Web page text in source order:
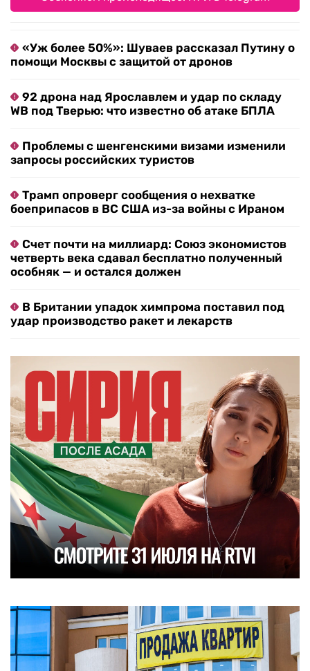
«Уж более 50%»: Шуваев рассказал Путину о
помощи Москвы с защитой от дронов
92 дрона над Ярославлем и удар по складу
WB под Тверью: что известно об атаке БПЛА
Проблемы с шенгенскими визами изменили
запросы российских туристов
Трамп опроверг сообщения о нехватке
боеприпасов в ВС США из-за войны с Ираном
Счет почти на миллиард: Союз экономистов
четверть века сдавал бесплатно полученный
особняк — и остался должен
В Британии упадок химпрома поставил под
удар производство ракет и лекарств